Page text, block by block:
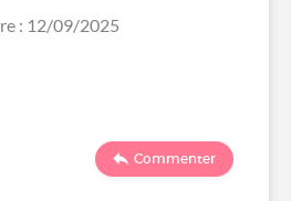
: 12/09/2025
Commenter